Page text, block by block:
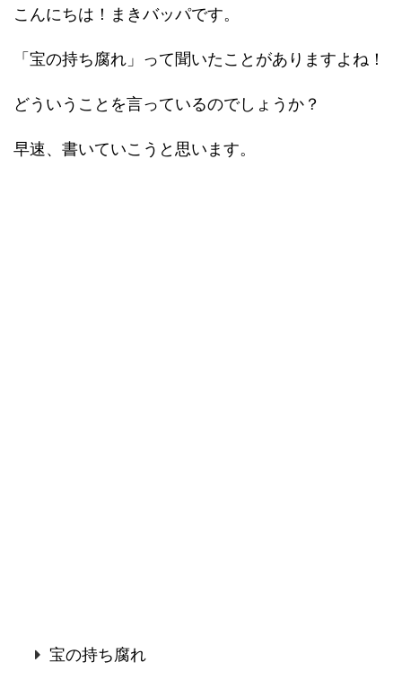
こんにちは！まきバッパです。
「宝の持ち腐れ」って聞いたことがありますよね！
どういうことを言っているのでしょうか？
早速、書いていこうと思います。
宝の持ち腐れ